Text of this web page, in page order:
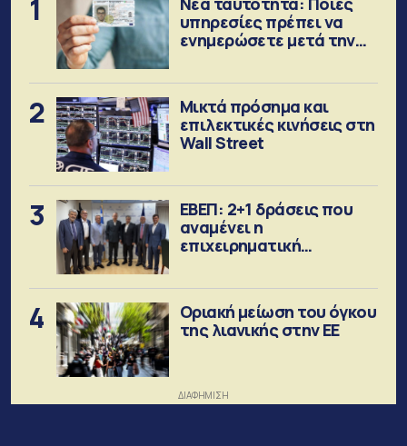
1
υπηρεσίες πρέπει να
ενημερώσετε μετά την
2
Μικτά πρόσημα και
επιλεκτικές κινήσεις στη
Wall Street
3
ΕΒΕΠ: 2+1 δράσεις που
αναμένει η
επιχειρηματική
4
Οριακή μείωση του όγκου
της λιανικής στην ΕΕ